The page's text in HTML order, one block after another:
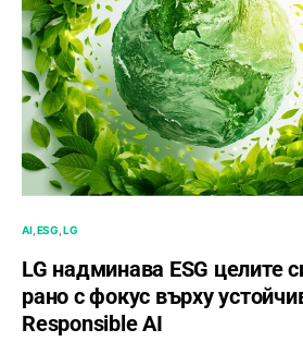
AI ESG LG
LG надминава ESG целите
рано с фокус върху
Responsible AI